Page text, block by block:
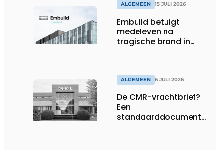
ALGEMEEN 15 JULI 2026
Embuild betuigt
medeleven na
tragische brand in
ALGEMEEN 6 JULI 2026
De CMR-vrachtbrief?
Een
standaarddocument